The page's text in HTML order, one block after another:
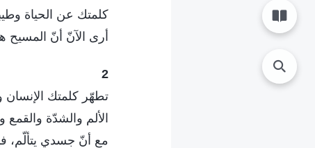
كلمتك عن الحياة
أرى الآنّ أنّ
2
تطهّر كلمتك الإنسان
الألم والشدّة
مع أنّ جسدي يتألّم،